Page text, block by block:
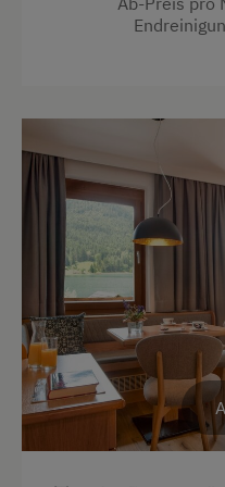
4 Plattenherd
Seeblick
Wlan
Kochnische
Doppelbett
Ausziehcouch